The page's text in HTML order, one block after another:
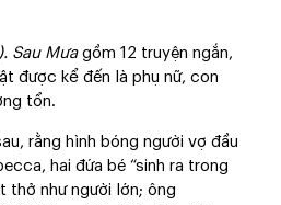
Sau Mưagồm 12 truyện ngắn,
được kể đến là phụ nữ, con
tổn.
rằng hình bóng người vợ đầu
hai đứa bé “sinh ra trong
thở như người lớn; ông